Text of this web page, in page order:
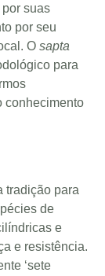
suas
por seu
O sapta
para
conhecimento
tradição para
de
e
e resistência.
‘sete